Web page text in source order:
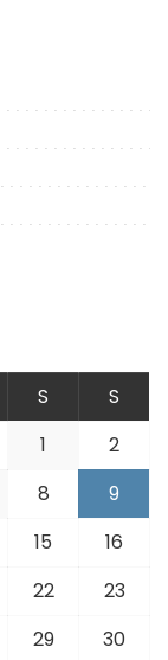
S
S
1
2
8
9
15
16
22
23
29
30